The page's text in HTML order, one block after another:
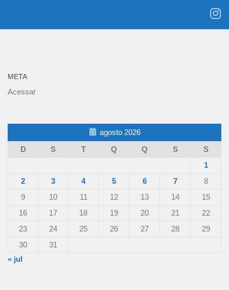
META
Acessar
agosto 2026
D
S T Q Q S
S
1
2
3 4 5 6 7
8
9
10 11 12 13 14
15
16
17 18 19 20 21
22
23
24 25 26 27 28
29
30
31
« jul